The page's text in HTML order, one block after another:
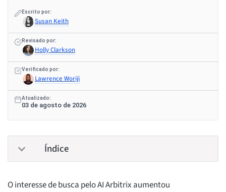
Escrito por:
Susan Keith
Revisado por:
Holly Clarkson
Verificado por:
Lawrence Woriji
Atualizado:
03 de agosto de 2026
Índice
O interesse de busca pelo AI Arbitrix aumentou